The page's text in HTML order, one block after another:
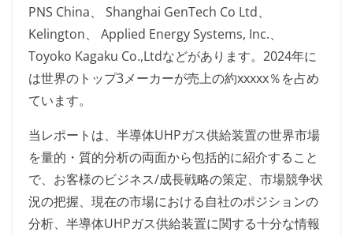
PNS China、 Shanghai GenTech Co Ltd、
Kelington、 Applied Energy Systems, Inc.、
Toyoko Kagaku Co.,Ltdなどがあります。2024年に
は世界のトップ3メーカーが売上の約xxxxx％を占め
ています。
当レポートは、半導体UHPガス供給装置の世界市場
を量的・質的分析の両面から包括的に紹介すること
で、お客様のビジネス/成長戦略の策定、市場競争状
況の把握、現在の市場における自社のポジションの
分析、半導体UHPガス供給装置に関する十分な情報